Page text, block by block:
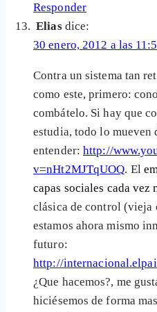
Responder
Elias dice:
30 enero, 2012 a las
Contra un sistema tan
como este, primero:
combátelo. Si hay que
estudia, todo lo mueven
entender:http://
v=nHt2MJTqUOQ. El
capas sociales cada vez
clásica de control (vieja
estamos ahora mismo
futuro:
http://
¿Que hacemos?, me
hiciésemos de forma